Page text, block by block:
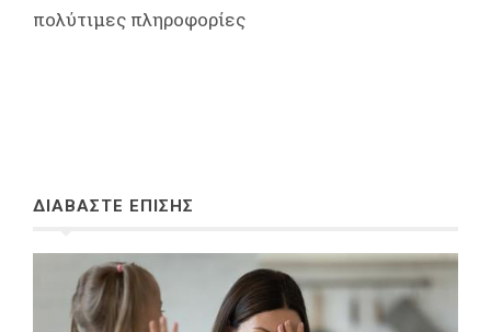
πολύτιμες πληροφορίες
ΔΙΑΒΑΣΤΕ ΕΠΙΣΗΣ